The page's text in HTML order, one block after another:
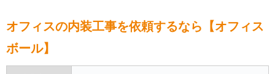
オフィスの内装工事を依頼するなら【オフィス
ボール】